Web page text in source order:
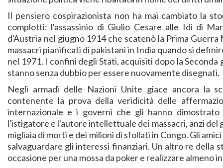
Il pensiero cospirazionista non ha mai cambiato la
complotti: l'assassinio di Giulio Cesare alle Idi di
d'Austria nel giugno 1914 che scatenò la Prima
massacri pianificati di pakistani in India quando si
nel 1971. I confini degli Stati, acquisiti dopo la
stanno senza dubbio per essere nuovamente disegnati.
Negli armadi delle Nazioni Unite giace ancora la
contenente la prova della veridicità delle
internazionale e i governi che gli hanno
l'istigatore e l'autore intellettuale dei massacri, anzi del
migliaia di morti e dei milioni di sfollati in Congo. Gli
salvaguardare gli interessi finanziari. Un altro re della
occasione per una mossa da poker e realizzare almeno